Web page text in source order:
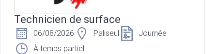
Technicien de surface
06/08/2026 Paliseul
Journée
À temps partiel